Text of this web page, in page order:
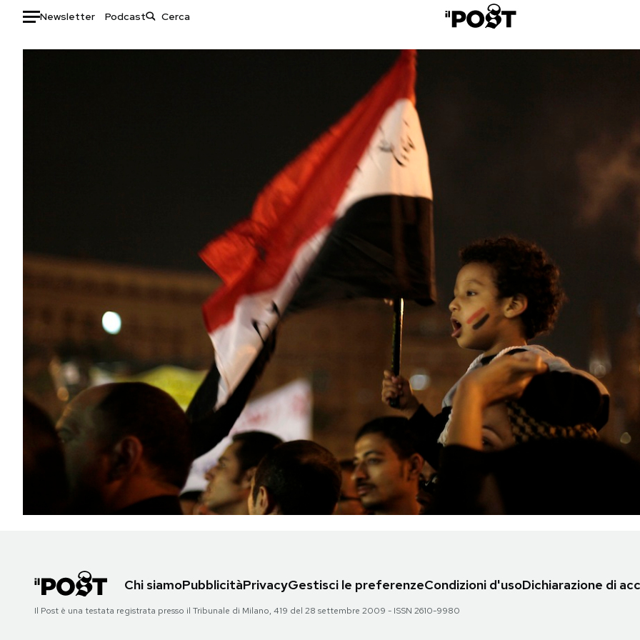
Newsletter Podcast
Auto
Economia
Europa
Altrecose
Mondiali calcio 2026
NEWSLETTER
I MIEI PREFERITI
AREA PERSONALE
Area Personale
Chi siamoPubblicitàPrivacyGestisci le preferenzeCondizioni d'usoDichiarazione di
Il Post è una testata registrata presso il Tribunale di Milano, 419 del 28 settembre 2009 - ISSN 2610-9980